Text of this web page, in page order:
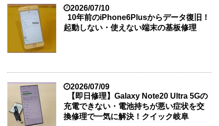
2026/07/10
10年前のiPhone6Plusからデータ復旧！
起動しない・使えない端末の基板修理
2026/07/09
【即日修理】Galaxy Note20 Ultra 5Gの
充電できない・電池持ちが悪い症状を交
換修理で一気に解決！クイック岐阜